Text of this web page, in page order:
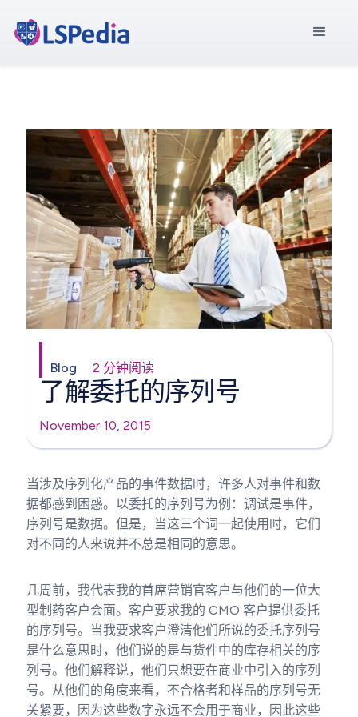
Blog 2 分钟阅读
了解委托的序列号
November 10, 2015
当涉及序列化产品的事件数据时，许多人对事件和数
据都感到困惑。以委托的序列号为例：调试是事件，
序列号是数据。但是，当这三个词一起使用时，它们
对不同的人来说并不总是相同的意思。
几周前，我代表我的首席营销官客户与他们的一位大
型制药客户会面。客户要求我的 CMO 客户提供委托
的序列号。当我要求客户澄清他们所说的委托序列号
是什么意思时，他们说的是与货件中的库存相关的序
列号。他们解释说，他们只想要在商业中引入的序列
号。从他们的角度来看，不合格者和样品的序列号无
关紧要，因为这些数字永远不会用于商业，因此这些